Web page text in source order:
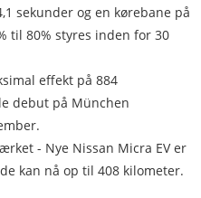
sekunder og en kørebane på
til 80% styres inden for 30
effekt på 884
debut på München
- Nye Nissan Micra EV er
kan nå op til 408 kilometer.